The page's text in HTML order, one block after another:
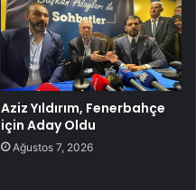
Aziz Yıldırım, Fenerbahçe
için Aday Oldu
Ağustos 7, 2026